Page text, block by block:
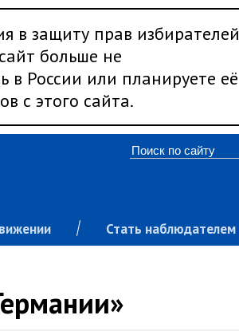
в защиту прав избирателей
больше не
в России или планируете её
с этого сайта.
Стать наблюдателем